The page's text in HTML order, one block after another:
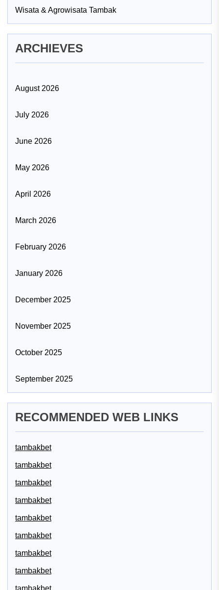
Wisata & Agrowisata Tambak
ARCHIEVES
August 2026
July 2026
June 2026
May 2026
April 2026
March 2026
February 2026
January 2026
December 2025
November 2025
October 2025
September 2025
RECOMMENDED WEB LINKS
tambakbet
tambakbet
tambakbet
tambakbet
tambakbet
tambakbet
tambakbet
tambakbet
tambakbet